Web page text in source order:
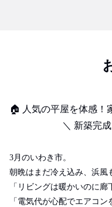
🏠 人気の平屋を体感！
＼ 新築完成
3月のいわき市。
朝晩はまだ冷え込み、浜風
「リビングは暖かいのに廊
「電気代が心配でエアコン